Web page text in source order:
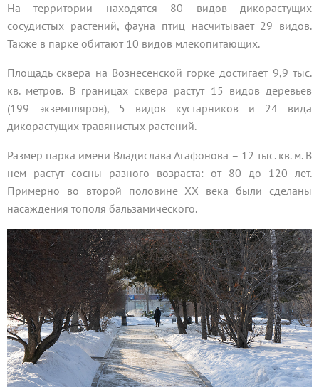
На территории находятся 80 видов дикорастущих
сосудистых растений, фауна птиц насчитывает 29 видов.
Также в парке обитают 10 видов млекопитающих.
Площадь сквера на Вознесенской горке достигает 9,9 тыс.
кв. метров. В границах сквера растут 15 видов деревьев
(199 экземпляров), 5 видов кустарников и 24 вида
дикорастущих травянистых растений.
Размер парка имени Владислава Агафонова – 12 тыс. кв. м. В
нем растут сосны разного возраста: от 80 до 120 лет.
Примерно во второй половине ХХ века были сделаны
насаждения тополя бальзамического.